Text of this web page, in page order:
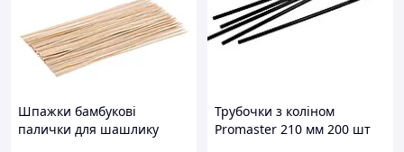
Шпажки бамбукові
палички для шашлику
Трубочки з коліном
Promaster 210 мм 200 шт